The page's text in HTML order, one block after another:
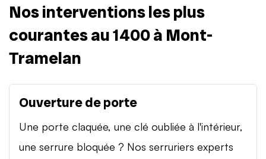
Nos interventions les plus
courantes au 1400 à Mont-
Tramelan
Ouverture de porte
Une porte claquée, une clé oubliée à l'intérieur,
une serrure bloquée ? Nos serruriers experts